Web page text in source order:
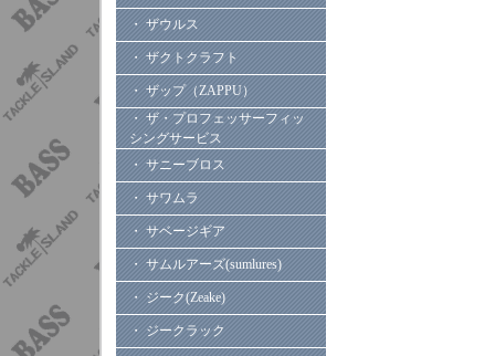
・ ザウルス
・ ザクトクラフト
・ ザップ（ZAPPU）
・ ザ・プロフェッサーフィッ
シングサービス
・ サニーブロス
・ サワムラ
・ サベージギア
・ サムルアーズ(sumlures)
・ ジーク(Zeake)
・ ジークラック